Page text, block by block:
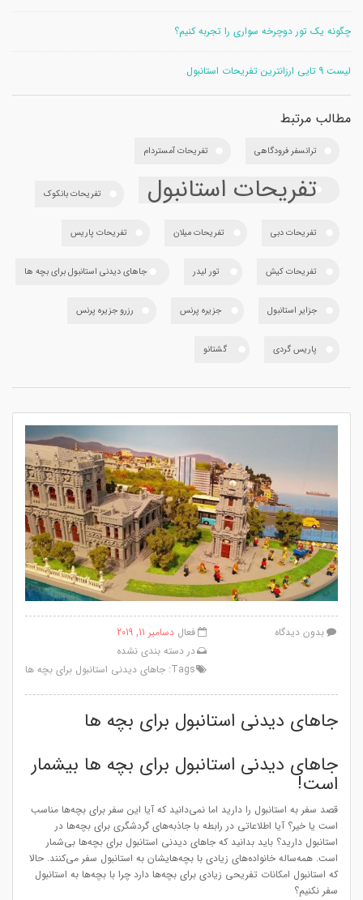
چگونه یک تور دوچرخه سواری را تجربه کنیم؟
لیست 9 تایی ارزانترین تفریحات استانبول
مطالب مرتبط
ترانسفر فرودگاهی تفریحات آمستردام
تفریحات استانبول تفریحات بانکوک
تفریحات دبی تفریحات میلان تفریحات پاریس
تفریحات کیش تور لیدر جاهای دیدنی استانبول برای بچه ها
جزایر استانبول جزیره پرنس رزرو جزیره پرنس
پاریس گردی گشتانو
فعال دسامبر 11, 2019
در دسته بندی نشده
Tags: جاهای دیدنی استانبول برای بچه ها
بدون دیدگاه
جاهای دیدنی استانبول برای بچه ها
جاهای دیدنی استانبول برای بچه ها بیشمار
است!
قصد سفر به استانبول را دارید اما نمی‌دانید که آیا این سفر برای بچه‌ها مناسب
است یا خیر؟ آیا اطلاعاتی در رابطه با جاذبه‌های گردشگری برای بچه‌ها در
استانبول دارید؟ باید بدانید که جاهای دیدنی استانبول برای بچه‌ها بی‌شمار
است. همه‌ساله خانواده‌های زیادی با بچه‌هایشان به استانبول سفر می‌کنند. حالا
که استانبول امکانات تفریحی زیادی برای بچه‌ها دارد چرا با بچه‌ها به استانبول
سفر نکنیم؟